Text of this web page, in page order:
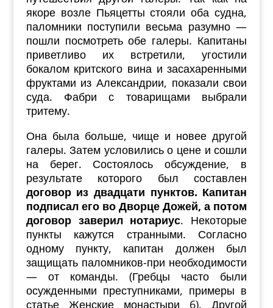
якоре возле Пьяцетты стояли оба судна,
паломники поступили весьма разумно —
пошли посмотреть обе галеры. Капитаны
приветливо их встретили, угостили
бокалом критского вина и засахаренными
фруктами из Александрии, показали свои
суда. Фабри с товарищами выбрали
тритему.
Она была больше, чище и новее другой
галеры. Затем условились о цене и сошли
на берег. Состоялось обсуждение, в
результате которого был составлен
договор из двадцати пунктов. Капитан
подписал его во Дворце Дожей, а потом
договор заверил нотариус. Некоторые
пункты кажутся странными. Согласно
одному пункту, капитан должен был
защищать паломников-при необходимости
— от команды. (Гребцы часто были
осужденными преступниками, примеры в
статье Женские монастыри 6). Другой